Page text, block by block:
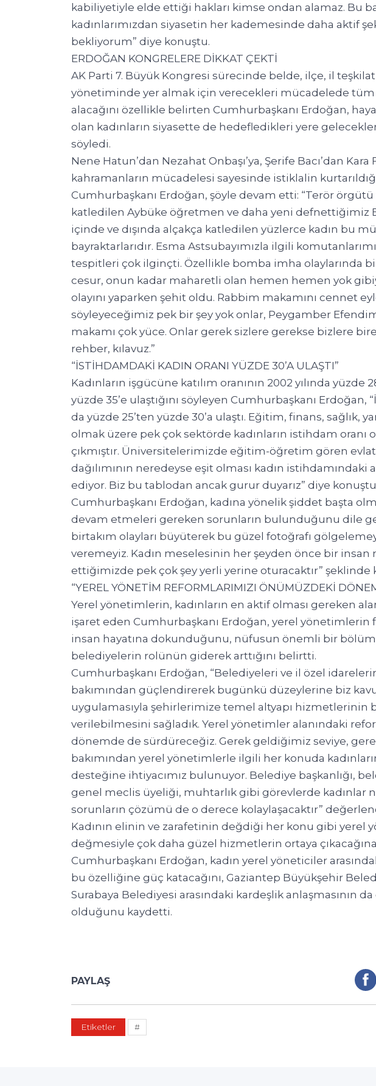
kabiliyetiyle elde ettiği hakları kimse ondan alamaz. Bu
kadınlarımızdan siyasetin her kademesinde daha aktif
bekliyorum” diye konuştu.
ERDOĞAN KONGRELERE DİKKAT ÇEKTİ
AK Parti 7. Büyük Kongresi sürecinde belde, ilçe, il
yönetiminde yer almak için verecekleri mücadelede tüm
alacağını özellikle belirten Cumhurbaşkanı Erdoğan,
olan kadınların siyasette de hedefledikleri yere
söyledi.
Nene Hatun’dan Nezahat Onbaşı’ya, Şerife Bacı’dan Kara
kahramanların mücadelesi sayesinde istiklalin
Cumhurbaşkanı Erdoğan, şöyle devam etti: “Terör
katledilen Aybüke öğretmen ve daha yeni defnettiğimiz
içinde ve dışında alçakça katledilen yüzlerce kadın bu
bayraktarlarıdır. Esma Astsubayımızla ilgili
tespitleri çok ilginçti. Özellikle bomba imha olaylarında
cesur, onun kadar maharetli olan hemen hemen yok
olayını yaparken şehit oldu. Rabbim makamını cennet
söyleyeceğimiz pek bir şey yok onlar, Peygamber
makamı çok yüce. Onlar gerek sizlere gerekse bizlere
rehber, kılavuz.”
“İSTİHDAMDAKİ KADIN ORANI YÜZDE 30’A ULAŞTI”
Kadınların işgücüne katılım oranının 2002 yılında
yüzde 35’e ulaştığını söyleyen Cumhurbaşkanı Erdoğan,
da yüzde 25’ten yüzde 30’a ulaştı. Eğitim, finans, sağlık,
olmak üzere pek çok sektörde kadınların istihdam oranı
çıkmıştır. Üniversitelerimizde eğitim-öğretim gören
dağılımının neredeyse eşit olması kadın istihdamındaki
ediyor. Biz bu tablodan ancak gurur duyarız” diye
Cumhurbaşkanı Erdoğan, kadına yönelik şiddet başta
devam etmeleri gereken sorunların bulunduğunu dile
birtakım olayları büyüterek bu güzel fotoğrafı
veremeyiz. Kadın meselesinin her şeyden önce bir
ettiğimizde pek çok şey yerli yerine oturacaktır” şeklinde
“YEREL YÖNETİM REFORMLARIMIZI ÖNÜMÜZDEKİ
Yerel yönetimlerin, kadınların en aktif olması gereken
işaret eden Cumhurbaşkanı Erdoğan, yerel
insan hayatına dokunduğunu, nüfusun önemli bir
belediyelerin rolünün giderek arttığını belirtti.
Cumhurbaşkanı Erdoğan, “Belediyeleri ve il özel
bakımından güçlendirerek bugünkü düzeylerine biz
uygulamasıyla şehirlerimize temel altyapı hizmetlerinin
verilebilmesini sağladık. Yerel yönetimler alanındaki
dönemde de sürdüreceğiz. Gerek geldiğimiz seviye,
bakımından yerel yönetimlerle ilgili her konuda
desteğine ihtiyacımız bulunuyor. Belediye başkanlığı,
genel meclis üyeliği, muhtarlık gibi görevlerde kadınlar
sorunların çözümü de o derece kolaylaşacaktır”
Kadının elinin ve zarafetinin değdiği her konu gibi yerel
değmesiyle çok daha güzel hizmetlerin ortaya
Cumhurbaşkanı Erdoğan, kadın yerel yöneticiler
bu özelliğine güç katacağını, Gaziantep Büyükşehir
Surabaya Belediyesi arasındaki kardeşlik anlaşmasının
olduğunu kaydetti.
PAYLAŞ
Etiketler #